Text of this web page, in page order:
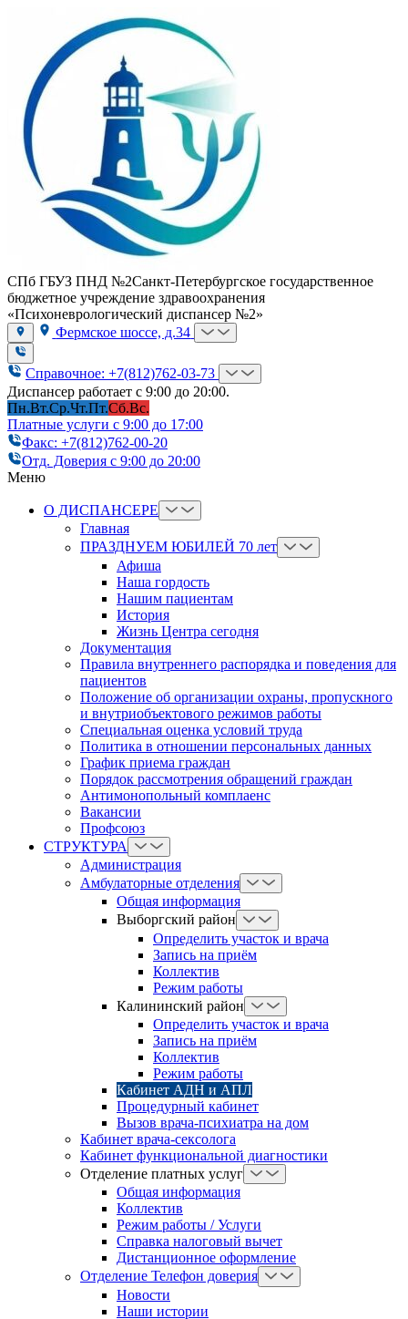
СПб ГБУЗ ПНД №2Санкт-Петербургское государственное
бюджетное учреждение здравоохранения
«Психоневрологический диспансер №2»
Фермское шоссе, д.34
Справочное: +7(812)762-03-73
Диспансер работает с 9:00 до 20:00.
Пн.Вт.Ср.Чт.Пт.Сб.Вс.
Платные услуги с 9:00 до 17:00
Факс: +7(812)762-00-20
Отд. Доверия с 9:00 до 20:00
Меню
О ДИСПАНСЕРЕ
Главная
ПРАЗДНУЕМ ЮБИЛЕЙ 70 лет
Афиша
Наша гордость
Нашим пациентам
История
Жизнь Центра сегодня
Документация
Правила внутреннего распорядка и поведения для
пациентов
Положение об организации охраны, пропускного
и внутриобъектового режимов работы
Cпециальная оценка условий труда
Политика в отношении персональных данных
График приема граждан
Порядок рассмотрения обращений граждан
Антимонопольный комплаенс
Вакансии
Профсоюз
СТРУКТУРА
Администрация
Амбулаторные отделения
Общая информация
Выборгский район
Определить участок и врача
Запись на приём
Коллектив
Режим работы
Калининский район
Определить участок и врача
Запись на приём
Коллектив
Режим работы
Кабинет АДН и АПЛ
Процедурный кабинет
Вызов врача-психиатра на дом
Кабинет врача-сексолога
Кабинет функциональной диагностики
Отделение платных услуг
Общая информация
Коллектив
Режим работы / Услуги
Справка налоговый вычет
Дистанционное оформление
Отделение Телефон доверия
Новости
Наши истории